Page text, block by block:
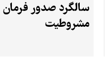
سالگرد صدور فرمان
مشروطیت